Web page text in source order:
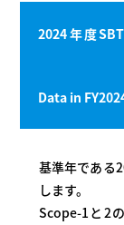
2024年度
Data in FY2024
基準年である
します。
Scope-1と2